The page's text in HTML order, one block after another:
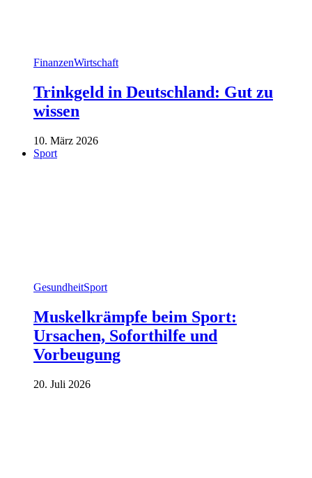
FinanzenWirtschaft
Trinkgeld in Deutschland: Gut zu
wissen
10. März 2026
Sport
GesundheitSport
Muskelkrämpfe beim Sport:
Ursachen, Soforthilfe und
Vorbeugung
20. Juli 2026